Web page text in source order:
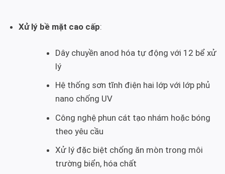
Xử lý bề mặt cao cấp:
Dây chuyền anod hóa tự động với 12 bể xử
lý
Hệ thống sơn tĩnh điện hai lớp với lớp phủ
nano chống UV
Công nghệ phun cát tạo nhám hoặc bóng
theo yêu cầu
Xử lý đặc biệt chống ăn mòn trong môi
trường biển, hóa chất